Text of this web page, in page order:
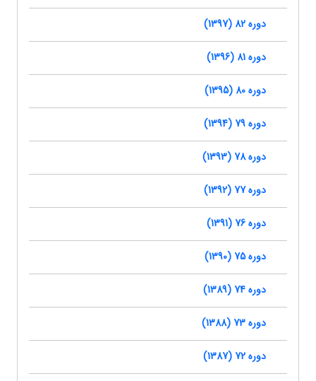
دوره 82 (1397)
دوره 81 (1396)
دوره 80 (1395)
دوره 79 (1394)
دوره 78 (1393)
دوره 77 (1392)
دوره 76 (1391)
دوره 75 (1390)
دوره 74 (1389)
دوره 73 (1388)
دوره 72 (1387)